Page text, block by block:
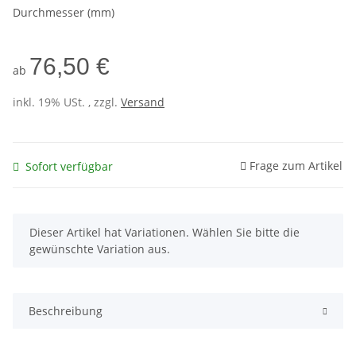
Durchmesser (mm)
ab 76,50 €
inkl. 19% USt. , zzgl. Versand
Sofort verfügbar Frage zum Artikel
x
Dieser Artikel hat Variationen. Wählen Sie bitte die
gewünschte Variation aus.
Beschreibung